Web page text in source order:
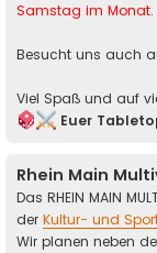
Samstag im Monat.
Besucht uns auch
Viel Spaß und auf
Euer
Rhein Main
Das RHEIN MAIN
der Kultur- und
Wir planen neben